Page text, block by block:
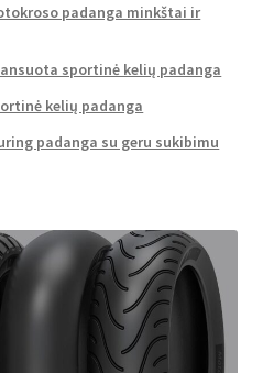
padanga minkštai ir
sportinė kelių padanga
kelių padanga
padanga su geru sukibimu